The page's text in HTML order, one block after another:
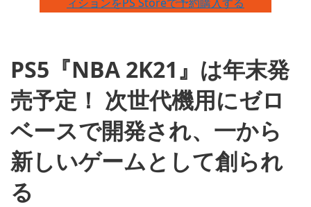
PS5『NBA 2K21』は年末発
売予定！ 次世代機用にゼロ
ベースで開発され、一から
新しいゲームとして創られ
る